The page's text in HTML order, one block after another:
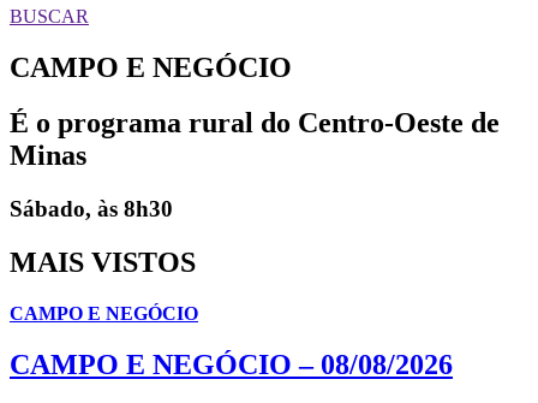
BUSCAR
CAMPO E NEGÓCIO
É o programa rural do Centro-Oeste de
Minas
Sábado, às 8h30
MAIS VISTOS
CAMPO E NEGÓCIO
CAMPO E NEGÓCIO – 08/08/2026